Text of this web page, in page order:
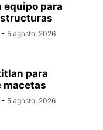
equipo para
- 5 agosto, 2026
para
macetas
- 5 agosto, 2026